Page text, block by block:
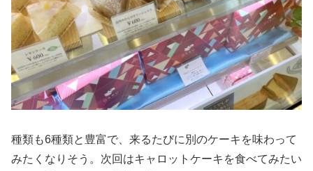
種類も6種類と豊富で、来るたびに別のケーキを味わって
みたくなりそう。次回はキャロットケーキを食べてみたい